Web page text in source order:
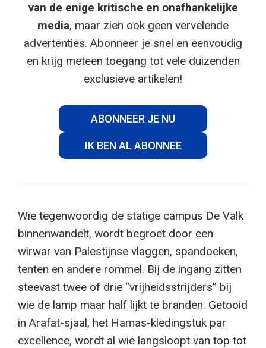
van de enige kritische en onafhankelijke
media, maar zien ook geen vervelende
advertenties. Abonneer je snel en eenvoudig
en krijg meteen toegang tot vele duizenden
exclusieve artikelen!
ABONNEER JE NU
IK BEN AL ABONNEE
Wie tegenwoordig de statige campus De Valk
binnenwandelt, wordt begroet door een
wirwar van Palestijnse vlaggen, spandoeken,
tenten en andere rommel. Bij de ingang zitten
steevast twee of drie “vrijheidsstrijders” bij
wie de lamp maar half lijkt te branden. Getooid
in Arafat-sjaal, het Hamas-kledingstuk par
excellence, wordt al wie langsloopt van top tot